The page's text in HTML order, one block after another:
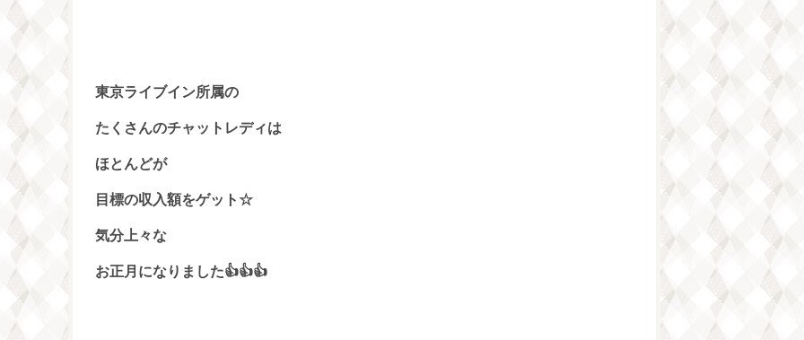
東京ライブイン所属の
たくさんのチャットレディは
ほとんどが
目標の収入額をゲット☆
気分上々な
お正月になりました👍👍👍